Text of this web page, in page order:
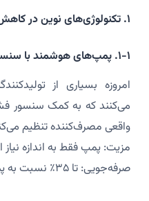
۱. تکنولوژی‌های نوین در کاهش مصرف برق
۱-۱. پمپ‌های هوشمند با سنسور فشار
امروزه بسیاری از
می‌کنند که به کمک سنسور
واقعی مصرف‌کننده تنظیم
مزیت: پمپ فقط به اندازه
صرفه‌جویی: تا ۳۵٪ نسبت به پمپ‌های معمولی.